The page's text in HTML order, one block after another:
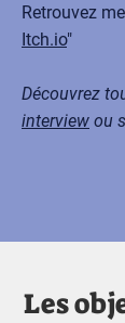
Retrouvez
Itch.io"
Découvrez
interview ou
Les